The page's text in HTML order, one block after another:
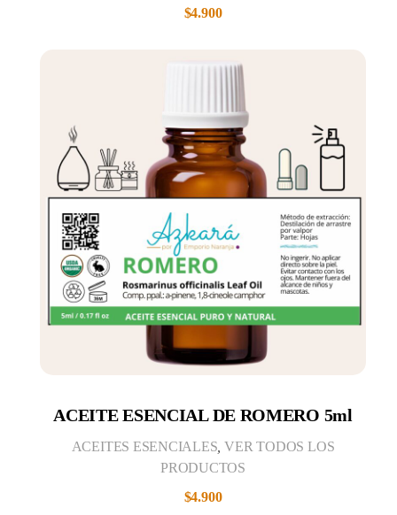
$4.900
ACEITE ESENCIAL DE ROMERO 5ml
$4.900
ACEITES ESENCIALES ,VER TODOS LOS
PRODUCTOS